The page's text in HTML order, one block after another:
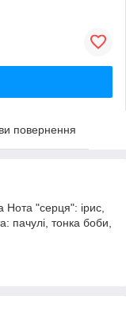
повернення
"серця": ірис,
пачулі, тонка боби,